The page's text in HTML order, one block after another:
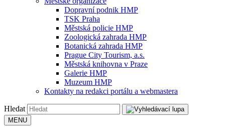
Dopravní podnik HMP
TSK Praha
Městská policie HMP
Zoologická zahrada HMP
Botanická zahrada HMP
Prague City Tourism, a.s.
Městská knihovna v Praze
Galerie HMP
Muzeum HMP
Kontakty na redakci portálu a webmastera
Hledat
MENU